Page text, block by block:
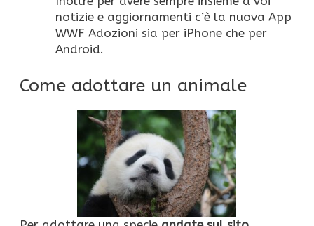
notizie e aggiornamenti c’è la nuova App
WWF Adozioni sia per iPhone che per
Android.
Come adottare un animale